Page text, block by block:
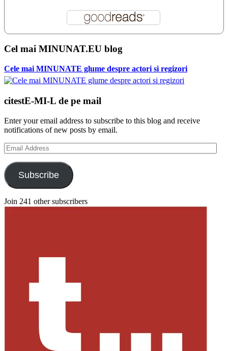
Cel mai MINUNAT.EU blog
Cele mai MINUNATE glume despre actori si regizori
citestE-MI-L de pe mail
Enter your email address to subscribe to this blog and receive
notifications of new posts by email.
Email
Address
Subscribe
Join 241 other subscribers